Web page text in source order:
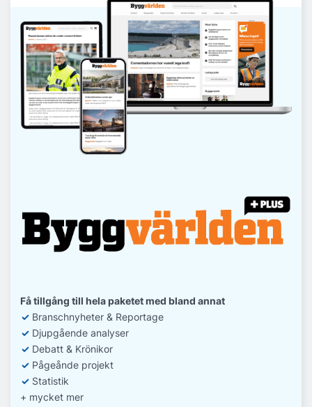
Få tillgång till hela paketet med bland annat
✓ Branschnyheter & Reportage
✓ Djupgående analyser
✓ Debatt & Krönikor
✓ Pågeånde projekt
✓ Statistik
+ mycket mer